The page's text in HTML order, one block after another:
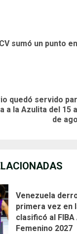
sumó un punto
quedó servido
a la Azulita del 15
de
Venezuela
primera vez en
clasificó al
Femenino 2027